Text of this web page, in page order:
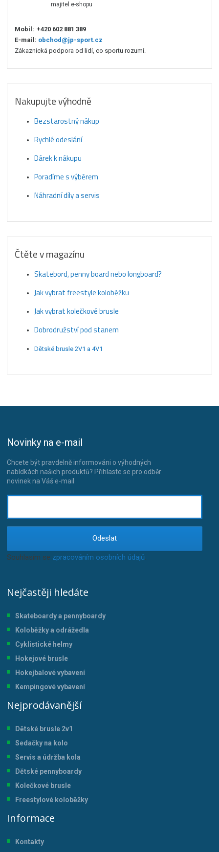
majitel e-shopu
Mobil: +420 602 881 389
E-mail: obchod@jp-sport.cz
Zákaznická podpora od lidí, co sportu rozumí.
Nakupujte výhodně
Bezstarostný nákup
Rychlé odeslání
Dárek k nákupu
Poradíme s výběrem
Náhradní díly a servis
Čtěte v magazínu
Skatebord, penny board nebo longboard?
Jak vybrat freestyle koloběžku
Jak vybrat kolečkové brusle
Dobrodružství pod stanem
Dětské brusle 2V1 a 4V1
Novinky na e-mail
Chcete být pravdelně informováni o výhodných
nabídkách našich produktů? Přihlaste se pro odběr
novinek na Váš e-mail
Odeslat
Souhlasím se zpracováním osobních údajů
Nejčastěji hledáte
Skateboardy a pennyboardy
Koloběžky a odrážedla
Cyklistické helmy
Hokejové brusle
Hokejbalové vybavení
Kempingové vybavení
Nejprodávanější
Dětské brusle 2v1
Sedačky na kolo
Servis a údržba kola
Dětské pennyboardy
Kolečkové brusle
Freestylové koloběžky
Informace
Kontakty